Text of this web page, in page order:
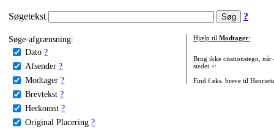
Søgetekst ?
Søge-afgrænsning:
Dato ?
Afsender ?
Modtager ?
Brevtekst ?
Herkomst ?
Original Placering ?
Hjælp til Modtager:
Brug ikke citationstegn, når
stedet +:
Find f.eks. breve til